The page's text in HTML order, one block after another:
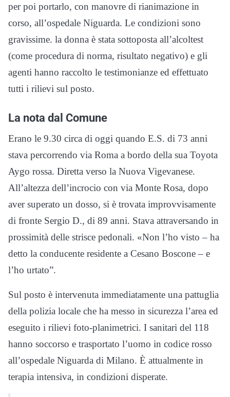
per poi portarlo, con manovre di rianimazione in
corso, all’ospedale Niguarda. Le condizioni sono
gravissime. la donna è stata sottoposta all’alcoltest
(come procedura di norma, risultato negativo) e gli
agenti hanno raccolto le testimonianze ed effettuato
tutti i rilievi sul posto.
La nota dal Comune
Erano le 9.30 circa di oggi quando E.S. di 73 anni
stava percorrendo via Roma a bordo della sua Toyota
Aygo rossa. Diretta verso la Nuova Vigevanese.
All’altezza dell’incrocio con via Monte Rosa, dopo
aver superato un dosso, si è trovata improvvisamente
di fronte Sergio D., di 89 anni. Stava attraversando in
prossimità delle strisce pedonali. «Non l’ho visto – ha
detto la conducente residente a Cesano Boscone – e
l’ho urtato”.
Sul posto è intervenuta immediatamente una pattuglia
della polizia locale che ha messo in sicurezza l’area ed
eseguito i rilievi foto-planimetrici. I sanitari del 118
hanno soccorso e trasportato l’uomo in codice rosso
all’ospedale Niguarda di Milano. È attualmente in
terapia intensiva, in condizioni disperate.